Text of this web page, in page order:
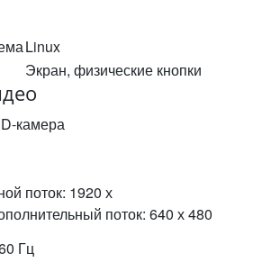
Linux
Экран, физические кнопки
камера
поток: 1920 х
поток: 640 х 480
Гц